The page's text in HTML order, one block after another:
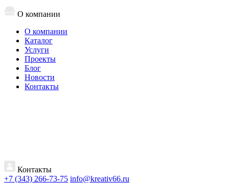
О компании
О компании
Каталог
Услуги
Проекты
Блог
Новости
Контакты
Контакты
+7 (343) 266-73-75 info@kreativ66.ru